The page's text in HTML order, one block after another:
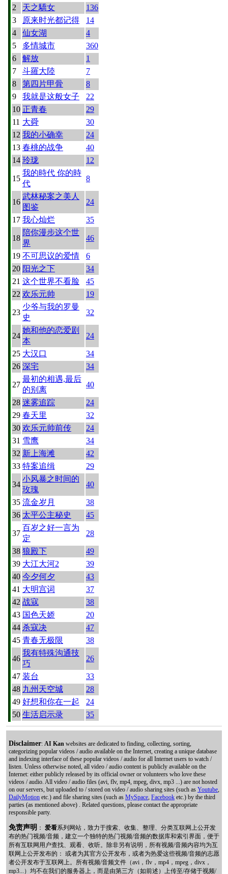
2
天之驕女
136
3
原来时光都记得
14
4
仙女湖
4
5
多情城市
360
6
解放
1
7
斗羅大陸
7
8
第四片甲骨
8
9
我就是这般女子
22
10 正青春
29
11 大舜
30
12 我的小确幸
24
13 春桃的战争
40
14 玲珑 12
15
我的時代 你的時
代
8
16
武林秘案之美人
图鉴
24
17 我心灿烂 35
18
陪你漫步这个世
界
46
19 不可思议的爱情
6
20 阳光之下
34
21 这个世界不看脸
45
22 欢乐元帅 19
23
少爷与我的罗曼
史
32
24
她和他的恋爱剧
本
24
25 大汉口
34
26 深宅 34
27
最初的相遇,最后
的别离
40
28 迷雾追踪
24
29 春天里
32
30 欢乐元帅前传
24
31 雪鹰
34
32 新上海滩
42
33 特案追缉 29
34
小风暴之时间的
玫瑰
40
35 流金岁月
38
36 太平公主秘史 45
37
百岁之好一言为
定
28
38 狼殿下
49
39 大江大河2
39
40 今夕何夕
43
41 大明宫词
37
42 战寇
38
43 国色天娇
20
44 杀寇决
47
45 青春无极限 38
46
我有特殊沟通技
巧
26
47 装台
33
48 九州天空城
28
49 好想和你在一起
24
50 生活启示录 35
Disclaimer: AI Kan websites are dedicated to finding, collecting, sorting,
categorizing popular videos / audio available on the Internet, creating a unique database
and indexing interface of these popular videos / audio for all Internet users to watch /
listen. Unless otherwise noted, all video / audio content is publicly available on the
Internet: either publicly released by its official owner or volunteers who love these
videos / audio. All video / audio files (avi, flv, mp4, mpeg, divx, mp3 ...) are not hosted
on our servers, but uploaded to / stored on video / audio sharing sites (such as Youtube
DailyMotion etc.) and file sharing sites (such as MySpace Facebook etc.) by the third
parties (as mentioned above) . Related questions, please contact the appropriate
responsible party.
免责声明 ： 爱看系列网站，致力于搜索、收集、整理、分类互联网上公开发
布的热门视频/音频，建立一个独特的热门视频/音频的数据库和索引界面，便于
所有互联网用户查找、观看、收听。除非另有说明，所有视频/音频内容均为互
联网上公开发布的： 或者为其官方公开发布，或者为热爱这些视频/音频的志愿
者公开发布于互联网上。所有视频/音频文件（avi，flv，mp4，mpeg，divx，
mp3...）均不在我们的服务器上，而是由第三方（如前述）上传至/存储于视频/